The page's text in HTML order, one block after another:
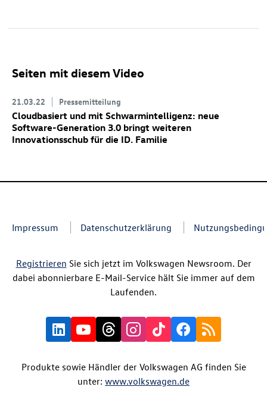
Seiten mit diesem Video
21.03.22 Pressemitteilung
Cloudbasiert und mit Schwarmintelligenz: neue
Software-Generation 3.0 bringt weiteren
Innovationsschub für die ID. Familie
Impressum Datenschutzerklärung
Registrieren Sie sich jetzt im Volkswagen Newsroom. Der
dabei abonnierbare E-Mail-Service hält Sie immer auf dem
Laufenden.
Produkte sowie Händler der Volkswagen AG finden Sie
unter: www.volkswagen.de